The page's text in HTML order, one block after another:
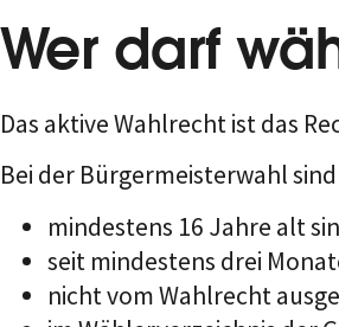
Wer darf
Das aktive Wahlrecht ist das
Bei der Bürgermeisterwahl
mindestens 16 Jahre alt
seit mindestens drei
nicht vom Wahlrecht